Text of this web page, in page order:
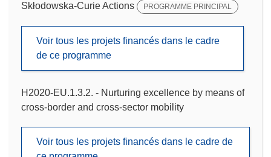
Skłodowska-Curie Actions
PROGRAMME PRINCIPAL
Voir tous les projets financés dans le cadre
de ce programme
H2020-EU.1.3.2. - Nurturing excellence by means of
cross-border and cross-sector mobility
Voir tous les projets financés dans le cadre de